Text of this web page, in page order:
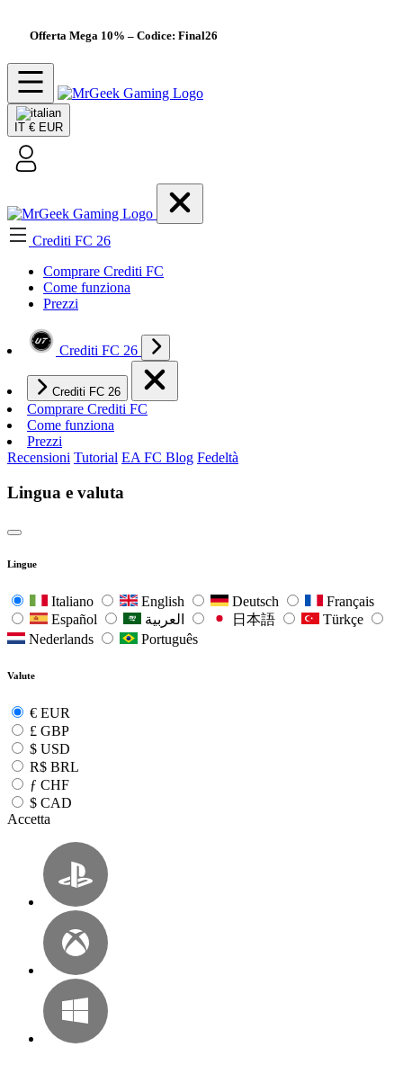
Offerta Mega 10% – Codice: Final26
IT € EUR
Crediti FC 26
Comprare Crediti FC
Come funziona
Prezzi
Crediti FC 26
Crediti FC 26
Comprare Crediti FC
Come funziona
Prezzi
Recensioni Tutorial EA FC Blog Fedeltà
Lingua e valuta
Lingue
Italiano English Deutsch
Français
Español
日本語
Türkçe
Nederlands
Português
Valute
€ EUR
£ GBP
$ USD
R$ BRL
ƒ CHF
$ CAD
Accetta